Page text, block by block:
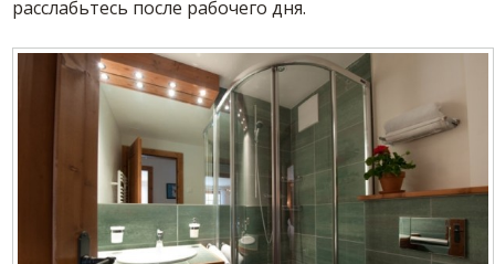
расслабьтесь после рабочего дня.